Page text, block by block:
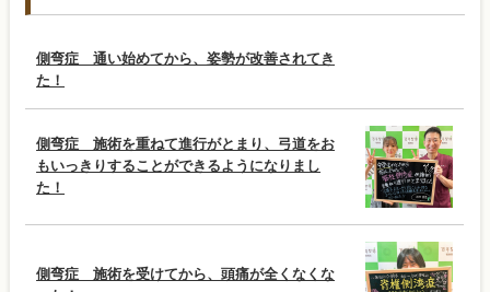
側弯症 通い始めてから、姿勢が改善されてき
た！
側弯症 施術を重ねて進行がとまり、弓道をお
もいっきりすることができるようになりまし
た！
側弯症 施術を受けてから、頭痛が全くなくな